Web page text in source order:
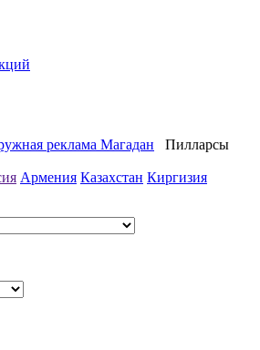
реклама Магадан
Пилларсы
Армения Казахстан Киргизия